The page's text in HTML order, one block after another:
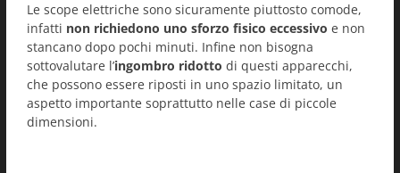
Le scope elettriche sono sicuramente piuttosto comode,
infatti non richiedono uno sforzo fisico eccessivo e non
stancano dopo pochi minuti. Infine non bisogna
sottovalutare l’ingombro ridotto di questi apparecchi,
che possono essere riposti in uno spazio limitato, un
aspetto importante soprattutto nelle case di piccole
dimensioni.